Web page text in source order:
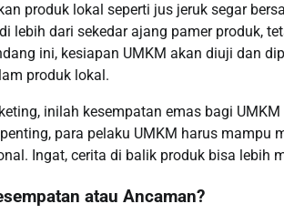
produk lokal seperti jus jeruk segar
lebih dari sekedar ajang pamer produk,
ini, kesiapan UMKM akan diuji dan
produk lokal.
inilah kesempatan emas bagi
para pelaku UMKM harus
Ingat, cerita di balik produk bisa lebih
atau Ancaman?